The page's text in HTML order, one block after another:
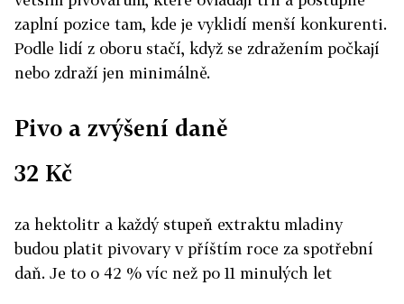
zaplní pozice tam, kde je vyklidí menší konkurenti.
Podle lidí z oboru stačí, když se zdražením počkají
nebo zdraží jen minimálně.
Pivo a zvýšení daně
32 Kč
za hektolitr a každý stupeň extraktu mladiny
budou platit pivovary v příštím roce za spotřební
daň. Je to o 42 % víc než po 11 minulých let